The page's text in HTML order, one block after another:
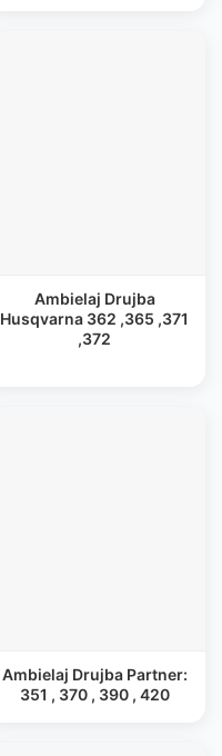
Ambielaj Drujba
Husqvarna 362 ,365 ,371
,372
Ambielaj Drujba Partner:
351 , 370 , 390 , 420